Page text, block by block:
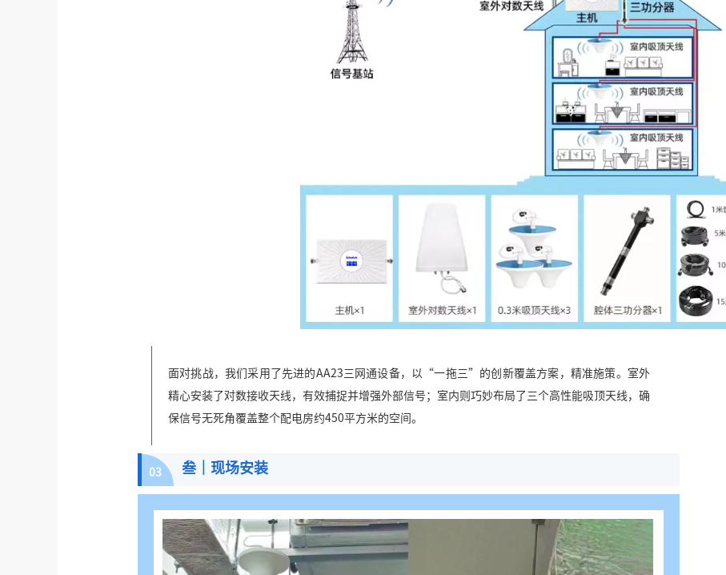
面对挑战，我们采用了先进的AA23三网通设备，以“一拖三”的创新覆盖方案，精准施策。室外
精心安装了对数接收天线，有效捕捉并增强外部信号；室内则巧妙布局了三个高性能吸顶天线，确
保信号无死角覆盖整个配电房约450平方米的空间。
03 叁｜现场安装